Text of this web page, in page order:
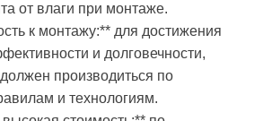
от влаги при монтаже.
к монтажу:** для достижения
и долговечности,
производиться по
и технологиям.